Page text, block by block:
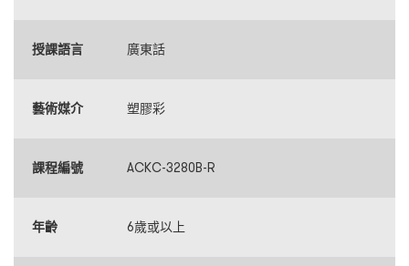
授課語言 廣東話
藝術媒介 塑膠彩
課程編號 ACKC-3280B-R
年齡 6歲或以上